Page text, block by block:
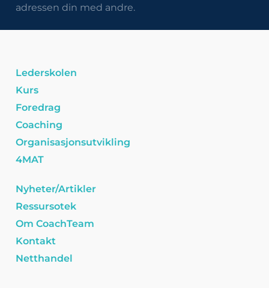
adressen din med andre.
Lederskolen
Kurs
Foredrag
Coaching
Organisasjonsutvikling
4MAT
Nyheter/Artikler
Ressursotek
Om CoachTeam
Kontakt
Netthandel